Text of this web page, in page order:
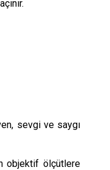
sevgi ve saygı
objektif ölçütlere